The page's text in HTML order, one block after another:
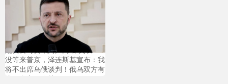
配资公司资讯门户网站 突发！
没等来普京，泽连斯基宣布：我
将不出席乌俄谈判！俄乌双方有
这四个主要分歧